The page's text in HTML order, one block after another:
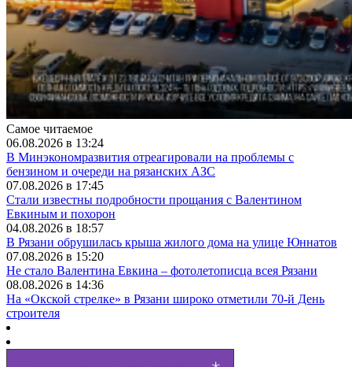
Самое читаемое
06.08.2026 в 13:24
В Минэкономразвития отреагировали на проблемы с
бензином и очереди на рязанских АЗС
07.08.2026 в 17:45
Стали известны подробности прощания с Валентином
Евкиным и похорон
04.08.2026 в 18:57
В Рязани обрушилась крыша жилого дома на улице Юннатов
07.08.2026 в 15:20
Не стало Валентина Евкина – фотолетописца всея Рязани
08.08.2026 в 14:36
На «Окской стрелке» в Рязани широко отметили 70-й День
строителя